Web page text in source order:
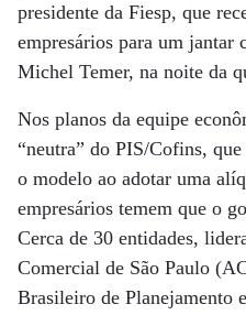
presidente da Fiesp, que
empresários para um jantar
Michel Temer, na noite da
Nos planos da equipe
“neutra” do PIS/Cofins,
o modelo ao adotar uma
empresários temem que o
Cerca de 30 entidades,
Comercial de São Paulo
Brasileiro de Planejamento